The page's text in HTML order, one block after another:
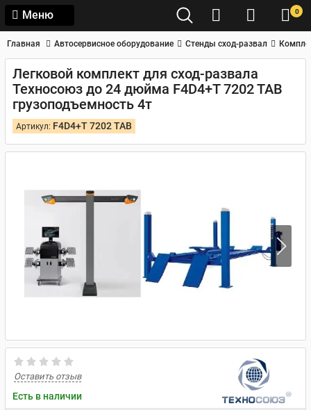
Меню 0
Главная Автосервисное оборудование Стенды сход-развал
Легковой комплект для сход-развала
Техносоюз до 24 дюйма F4D4+T 7202 TAB
грузоподъемность 4т
Артикул: F4D4+T 7202 TAB
Оставить отзыв
Есть в наличии